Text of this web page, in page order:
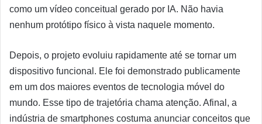
como um vídeo conceitual gerado por IA. Não havia
nenhum protótipo físico à vista naquele momento.
Depois, o projeto evoluiu rapidamente até se tornar um
dispositivo funcional. Ele foi demonstrado publicamente
em um dos maiores eventos de tecnologia móvel do
mundo. Esse tipo de trajetória chama atenção. Afinal, a
indústria de smartphones costuma anunciar conceitos que